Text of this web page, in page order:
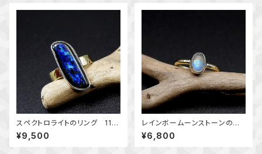
スペクトロライトのリング 11
号 ～真鍮と銀の指輪～ 天
然石アクセサリー 一点物 m
acari
¥9,500
レインボームーンストーンのリ
ング 11.5号 ～真鍮と銀の指
輪～ 天然石アクセサリー 一
点物
¥6,800